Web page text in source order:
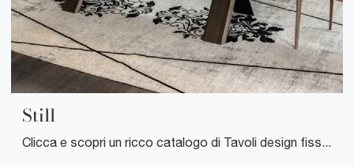
Still
Clicca e scopri un ricco catalogo di Tavoli design fissi da pranzo! Il modello Still di Tonin Casa ti attende.